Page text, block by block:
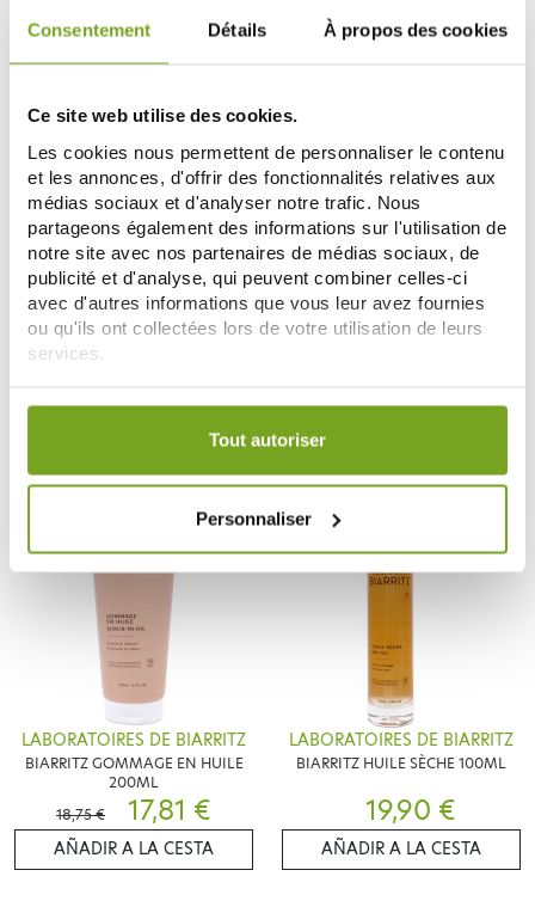
Consentement Détails À propos des cookies
Ce site web utilise des cookies.
Les cookies nous permettent de personnaliser le contenu
et les annonces, d'offrir des fonctionnalités relatives aux
médias sociaux et d'analyser notre trafic. Nous
partageons également des informations sur l'utilisation de
notre site avec nos partenaires de médias sociaux, de
publicité et d'analyse, qui peuvent combiner celles-ci
avec d'autres informations que vous leur avez fournies
ou qu'ils ont collectées lors de votre utilisation de leurs
services.
Votre choix de consentement est conservé pendant une
Tout autoriser
Personnaliser
LABORATOIRES DE BIARRITZ
LABORATOIRES DE BIARRITZ
BAUME A LEVRES REPARATEUR
LABORATOIRES DE BIARRITZ
BIARRITZ CREME REPARATRICE
-5%
LABORATOIRES DE BIARRITZ
BIARRITZ GOMMAGE EN HUILE
200ML
18,75 €
17,81 €
AÑADIR A LA CESTA
LABORATOIRES DE BIARRITZ
BIARRITZ HUILE SÈCHE 100ML
19,90 €
AÑADIR A LA CESTA